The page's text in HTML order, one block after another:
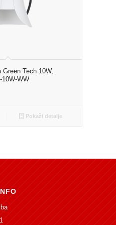
Tech 10W,
WW
Pokaži detalje